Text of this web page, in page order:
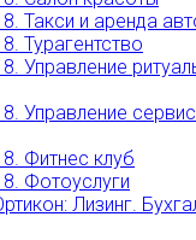
Такси и аренда
Турагентство
Управление
Управление
Фитнес клуб
Фотоуслуги
Лизинг.